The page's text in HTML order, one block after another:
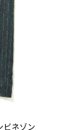
ビネゾン